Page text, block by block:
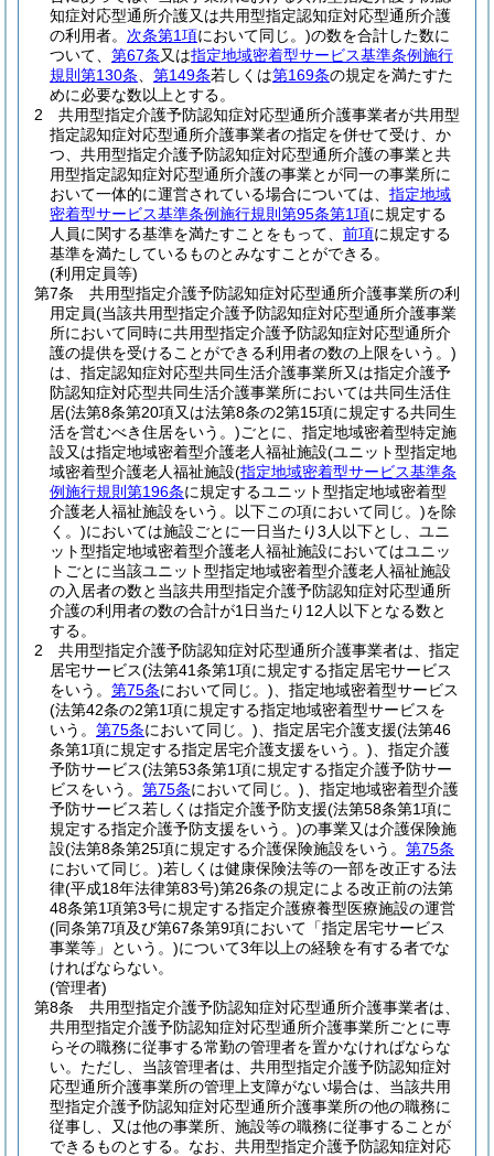
知症対応型通所介護又は共用型指定認知症対応型通所介護
の利用者。 次条第1項において同じ。)の数を合計した数に
ついて、 第67条又は指定地域密着型サービス基準条例施行
規則第130条
第149条若しくは第169条の規定を満たすた
めに必要な数以上とする。
2
共用型指定介護予防認知症対応型通所介護事業者が共用型
指定認知症対応型通所介護事業者の指定を併せて受け、か
つ、共用型指定介護予防認知症対応型通所介護の事業と共
用型指定認知症対応型通所介護の事業とが同一の事業所に
おいて一体的に運営されている場合については、 指定地域
密着型サービス基準条例施行規則第95条第1項に規定する
人員に関する基準を満たすことをもって、 前項に規定する
基準を満たしているものとみなすことができる。
(利用定員等)
第7条
共用型指定介護予防認知症対応型通所介護事業所の利
用定員(当該共用型指定介護予防認知症対応型通所介護事業
所において同時に共用型指定介護予防認知症対応型通所介
護の提供を受けることができる利用者の数の上限をいう。)
は、指定認知症対応型共同生活介護事業所又は指定介護予
防認知症対応型共同生活介護事業所においては共同生活住
居(法第8条第20項又は法第8条の2第15項に規定する共同生
活を営むべき住居をいう。)ごとに、指定地域密着型特定施
設又は指定地域密着型介護老人福祉施設(ユニット型指定地
域密着型介護老人福祉施設(指定地域密着型サービス基準条
例施行規則第196条に規定するユニット型指定地域密着型
介護老人福祉施設をいう。以下この項において同じ。)を除
く。)においては施設ごとに一日当たり3人以下とし、ユニ
ット型指定地域密着型介護老人福祉施設においてはユニッ
トごとに当該ユニット型指定地域密着型介護老人福祉施設
の入居者の数と当該共用型指定介護予防認知症対応型通所
介護の利用者の数の合計が1日当たり12人以下となる数と
する。
2
共用型指定介護予防認知症対応型通所介護事業者は、指定
居宅サービス(法第41条第1項に規定する指定居宅サービス
をいう。 第75条において同じ。) 、指定地域密着型サービス
(法第42条の2第1項に規定する指定地域密着型サービスを
いう。 第75条において同じ。) 、指定居宅介護支援(法第46
条第1項に規定する指定居宅介護支援をいう。) 、指定介護
予防サービス(法第53条第1項に規定する指定介護予防サー
ビスをいう。 第75条において同じ。) 、指定地域密着型介護
予防サービス若しくは指定介護予防支援(法第58条第1項に
規定する指定介護予防支援をいう。)の事業又は介護保険施
設(法第8条第25項に規定する介護保険施設をいう。 第75条
において同じ。)若しくは健康保険法等の一部を改正する法
律(平成18年法律第83号)第26条の規定による改正前の法第
48条第1項第3号に規定する指定介護療養型医療施設の運営
(同条第7項及び第67条第9項において「指定居宅サービス
事業等」という。)について3年以上の経験を有する者でな
ければならない。
(管理者)
第8条
共用型指定介護予防認知症対応型通所介護事業者は、
共用型指定介護予防認知症対応型通所介護事業所ごとに専
らその職務に従事する常勤の管理者を置かなければならな
い。 ただし、当該管理者は、共用型指定介護予防認知症対
応型通所介護事業所の管理上支障がない場合は、当該共用
型指定介護予防認知症対応型通所介護事業所の他の職務に
従事し、又は他の事業所、施設等の職務に従事することが
できるものとする。 なお、共用型指定介護予防認知症対応